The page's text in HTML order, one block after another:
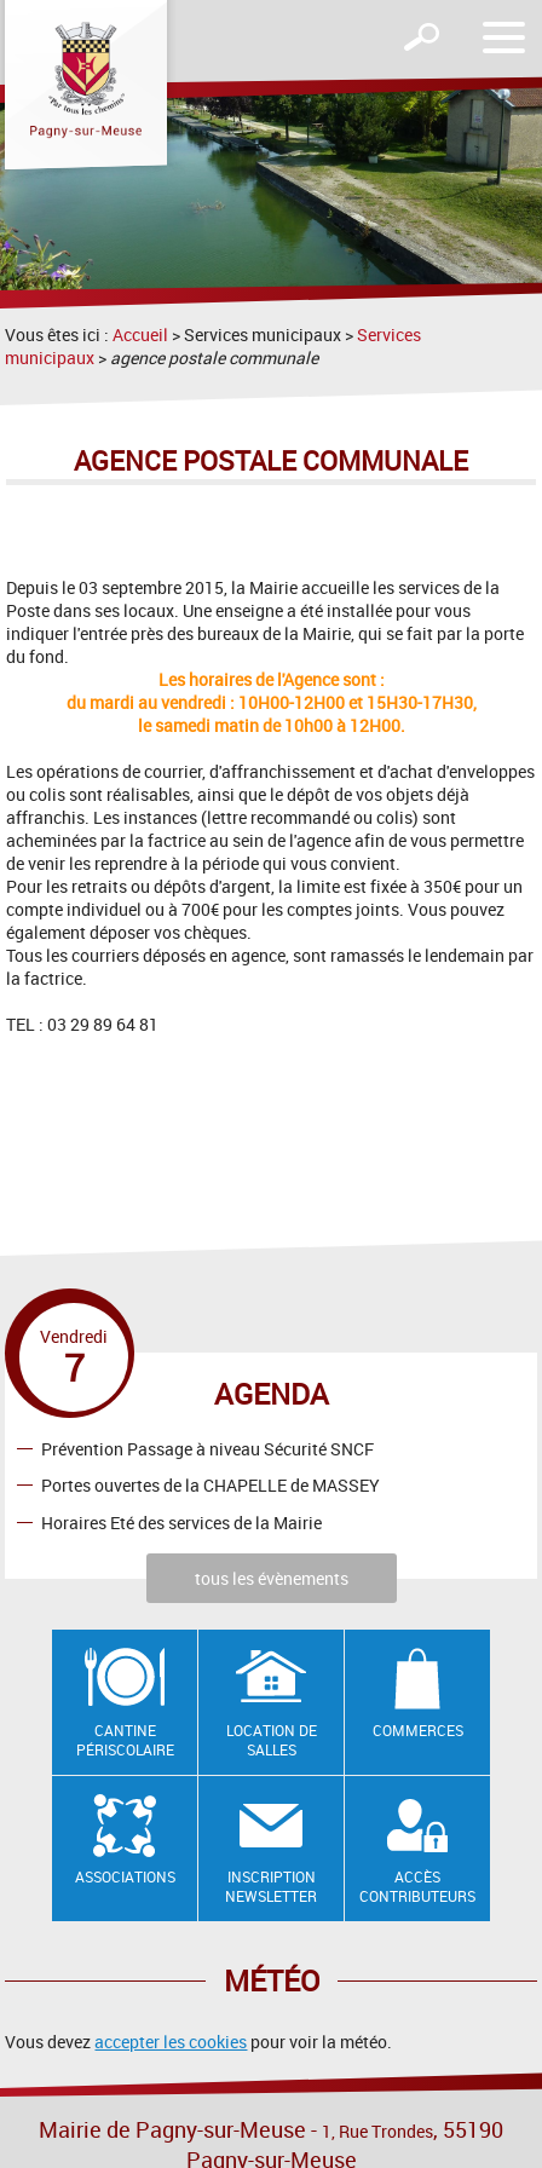
le
Afficher
formulaire
de
recherche
Vous êtes ici :Accueil > Services municipaux >Services
municipaux > agence postale communale
AGENCE POSTALE COMMUNALE
Depuis le 03 septembre 2015, la Mairie accueille les services de la
Poste dans ses locaux. Une enseigne a été installée pour vous
indiquer l'entrée près des bureaux de la Mairie, qui se fait par la porte
du fond.
Les horaires de l'Agence sont :
du mardi au vendredi : 10H00-12H00 et 15H30-17H30,
le samedi matin de 10h00 à 12H00.
Les opérations de courrier, d'affranchissement et d'achat d'enveloppes
ou colis sont réalisables, ainsi que le dépôt de vos objets déjà
affranchis. Les instances (lettre recommandé ou colis) sont
acheminées par la factrice au sein de l'agence afin de vous permettre
de venir les reprendre à la période qui vous convient.
Pour les retraits ou dépôts d'argent, la limite est fixée à 350€ pour un
compte individuel ou à 700€ pour les comptes joints. Vous pouvez
également déposer vos chèques.
Tous les courriers déposés en agence, sont ramassés le lendemain par
la factrice.
TEL : 03 29 89 64 81
AGENDA
Vendredi
7
Prévention Passage à niveau Sécurité SNCF
Portes ouvertes de la CHAPELLE de MASSEY
Horaires Eté des services de la Mairie
tous les évènements
CANTINE
PÉRISCOLAIRE
LOCATION DE
SALLES
COMMERCES
ASSOCIATIONS
INSCRIPTION
NEWSLETTER
ACCÈS
CONTRIBUTEURS
MÉTÉO
Vous devezaccepter les cookies pour voir la météo.
Mairie de Pagny-sur-Meuse - 1, Rue Trondes, 55190
Pagny-sur-Meuse